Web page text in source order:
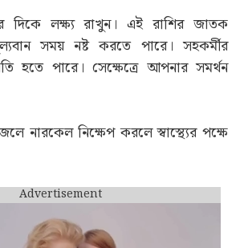
দিকে লক্ষ্য রাখুন। এই রাশির জাতক
সময় নষ্ট করতে পারে। সহকর্মীর
হতে পারে। সেক্ষেত্রে আপনার সমর্থন
নারকেল নিক্ষেপ করলে স্বাস্থ্যের পক্ষে
Advertisement